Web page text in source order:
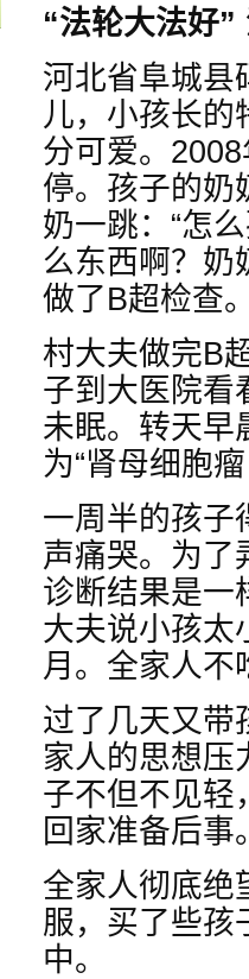
“法轮大法好”
河北省阜城县
儿，小孩长的
分可爱。
停。孩子的奶
奶一跳：“怎
么东西啊？奶
做了B超检查
村大夫做完B
子到大医院看
未眠。转天早
为“肾母细胞
一周半的孩子
声痛哭。为了
诊断结果是一
大夫说小孩太
月。全家人不
过了几天又带
家人的思想压
子不但不见轻
回家准备后事
全家人彻底绝
服，买了些孩
中。